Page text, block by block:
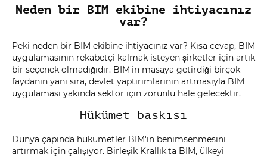
Neden bir BIM ekibine ihtiyacınız
var?
Peki neden bir BIM ekibine ihtiyacınız var? Kısa cevap, BIM
uygulamasının rekabetçi kalmak isteyen şirketler için artık
bir seçenek olmadığıdır. BIM'in masaya getirdiği birçok
faydanın yanı sıra, devlet yaptırımlarının artmasıyla BIM
uygulaması yakında sektör için zorunlu hale gelecektir.
Hükümet baskısı
Dünya çapında hükümetler BIM'in benimsenmesini
artırmak için çalışıyor. Birleşik Krallık'ta BIM, ülkeyi